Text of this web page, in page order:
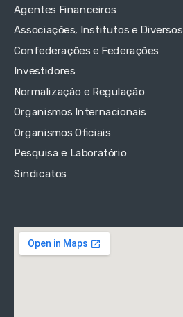
Agentes Financeiros
Associações, Institutos e Diversos
Confederações e Federações
Investidores
Normalização e Regulação
Organismos Internacionais
Organismos Oficiais
Pesquisa e Laboratório
Sindicatos